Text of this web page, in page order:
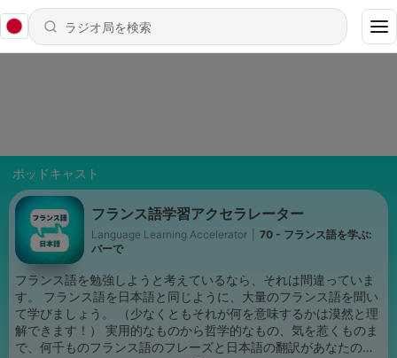
ポッドキャスト
フランス語学習アクセラレーター
Language Learning Accelerator
70 - フランス語を学ぶ:
バーで
フランス語を勉強しようと考えているなら、それは間違っていま
す。 フランス語を日本語と同じように、大量のフランス語を聞い
て学びましょう。 （少なくともそれが何を意味するかは漠然と理
解できます！） 実用的なものから哲学的なもの、気を惹くものま
で、何千ものフランス語のフレーズと日本語の翻訳があなたの脳